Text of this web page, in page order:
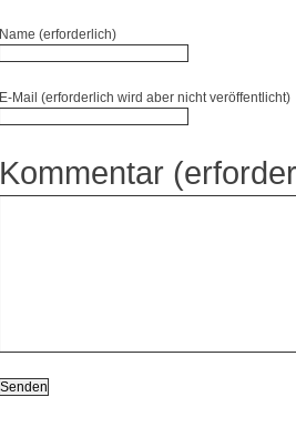
Name (erforderlich)
E-Mail (erforderlich wird aber nicht veröffentlicht)
Kommentar